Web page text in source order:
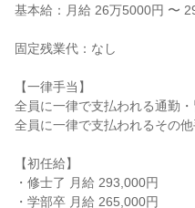
基本給：月給 26万5000円 〜
固定残業代：なし
【一律手当】
全員に一律で支払われる通勤
全員に一律で支払われるその
【初任給】
・修士了 月給 293,000円
・学部卒 月給 265,000円